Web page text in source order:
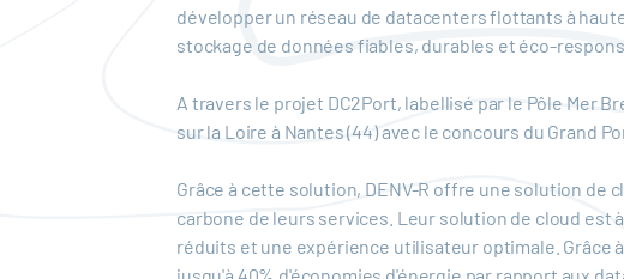
développer un réseau de datacenters flottants à
stockage de données fiables, durables et éco-
A travers le projet DC2Port, labellisé par le Pôle Mer
sur la Loire à Nantes (44) avec le concours du Grand
Grâce à cette solution, DENV-R offre une solution
carbone de leurs services. Leur solution de cloud
réduits et une expérience utilisateur optimale. Grâce